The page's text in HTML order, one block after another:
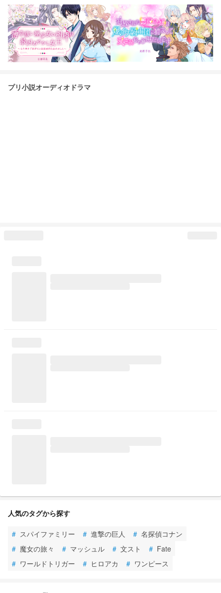
プリ小説オーディオドラマ
人気のタグから探す
# スパイファミリー # 進撃の巨人 # 名探偵コナン
# 魔女の旅々 # マッシュル # 文スト # Fate
# ワールドトリガー # ヒロアカ # ワンピース